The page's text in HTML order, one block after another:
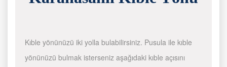
Kıble yönünüzü iki yolla bulabilirsiniz. Pusula ile kıble
yönünüzü bulmak isterseniz aşağıdaki kıble açısını